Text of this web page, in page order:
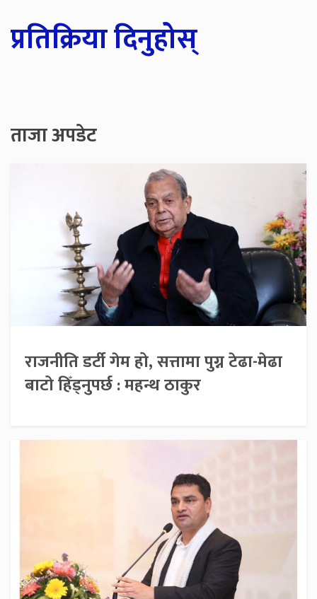
प्रतिक्रिया दिनुहोस्
ताजा अपडेट
राजनीति डर्टी गेम हो, सत्तामा पुग्न टेढा-मेढा
बाटो हिँड्नुपर्छ : महन्थ ठाकुर